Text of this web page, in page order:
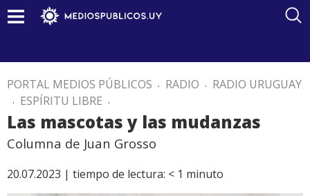
PORTAL MEDIOS PÚBLICOS . RADIO . RADIO URUGUAY
. ESPÍRITU LIBRE .
Las mascotas y las mudanzas
Columna de Juan Grosso
20.07.2023 | tiempo de lectura: < 1 minuto